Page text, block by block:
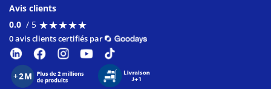
Avis clients
0.0 / 5 ★★★★★
★★★★★
0 avis clients certifiés par